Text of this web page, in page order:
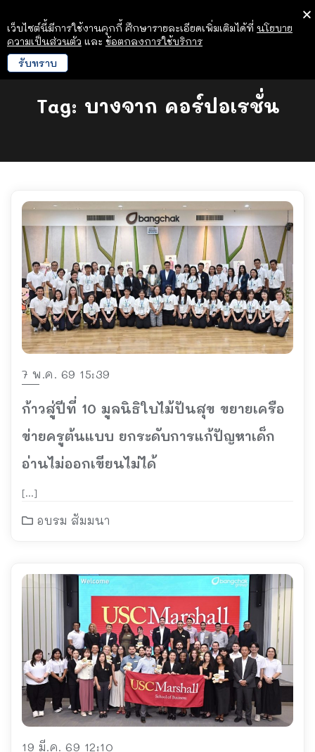
Tag: บางจาก คอร์ปอเรชั่น
7 พ.ค. 69 15:39
ก้าวสู่ปีที่ 10 มูลนิธิใบไม้ปันสุข ขยายเครือ
ข่ายครูต้นแบบ ยกระดับการแก้ปัญหาเด็ก
อ่านไม่ออกเขียนไม่ได้
[…]
อบรม สัมมนา
19 มี.ค. 69 12:10
เว็บไซต์นี้มีการใช้งานคุกกี้ ศึกษารายละเอียดเพิ่มเติมได้ที่ นโยบาย
ความเป็นส่วนตัว และ ข้อตกลงการใช้บริการ
รับทราบ